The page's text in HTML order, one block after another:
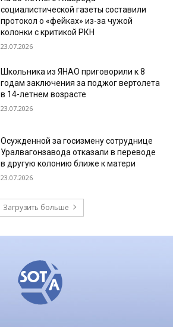
социалистической газеты составили
протокол о «фейках» из-за чужой
колонки с критикой РКН
23.07.2026
Школьника из ЯНАО приговорили к 8
годам заключения за поджог вертолета
в 14-летнем возрасте
23.07.2026
Осужденной за госизмену сотруднице
Уралвагонзавода отказали в переводе
в другую колонию ближе к матери
23.07.2026
Загрузить больше